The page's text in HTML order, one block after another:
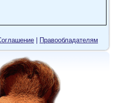
Правообладателям